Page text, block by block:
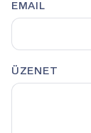
EMAIL
ÜZENET